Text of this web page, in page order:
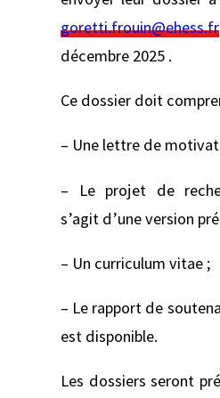
goretti.frouin@ehess.fr
décembre 2025 .
Ce dossier doit
– Une lettre de
– Le projet de
s’agit d’une version
– Un curriculum vitae ;
– Le rapport de
est disponible.
Les dossiers seront